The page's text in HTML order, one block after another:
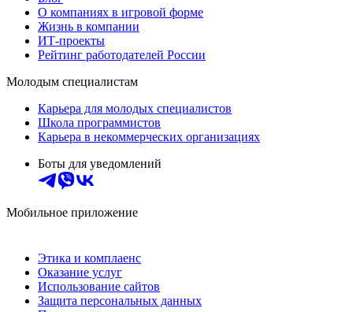
О компаниях в игровой форме
Жизнь в компании
ИТ-проекты
Рейтинг работодателей России
Молодым специалистам
Карьера для молодых специалистов
Школа программистов
Карьера в некоммерческих организациях
Боты для уведомлений
Мобильное приложение
Этика и комплаенс
Оказание услуг
Использование сайтов
Защита персональных данных